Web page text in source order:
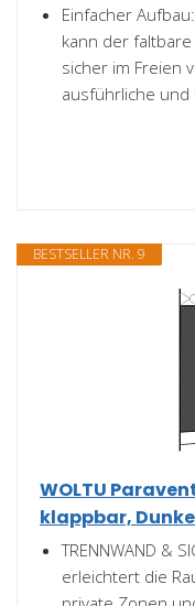
Einfacher
kann der
sicher im Freien
ausführliche
BESTSELLER NR. 9
WOLTU
klappbar,
TRENNWAND &
erleichtert die